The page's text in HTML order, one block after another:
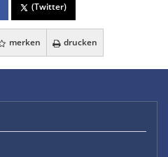
(Twitter)
merken drucken